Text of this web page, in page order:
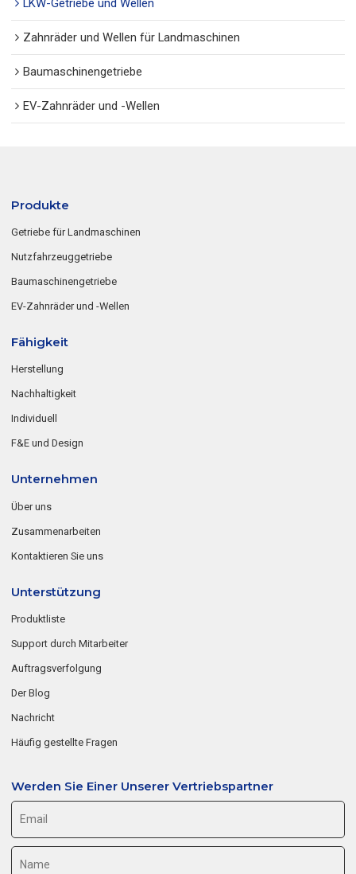
LKW-Getriebe und Wellen
Zahnräder und Wellen für Landmaschinen
Baumaschinengetriebe
EV-Zahnräder und -Wellen
Produkte
Getriebe für Landmaschinen
Nutzfahrzeuggetriebe
Baumaschinengetriebe
EV-Zahnräder und -Wellen
Fähigkeit
Herstellung
Nachhaltigkeit
Individuell
F&E und Design
Unternehmen
Über uns
Zusammenarbeiten
Kontaktieren Sie uns
Unterstützung
Produktliste
Support durch Mitarbeiter
Auftragsverfolgung
Der Blog
Nachricht
Häufig gestellte Fragen
Werden Sie Einer Unserer Vertriebspartner